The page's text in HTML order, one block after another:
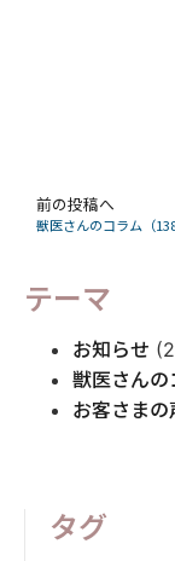
前の投稿へ
テーマ
お知らせ
獣医さん
お客さまの
タグ